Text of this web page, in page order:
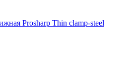
Prosharp Thin clamp-steel